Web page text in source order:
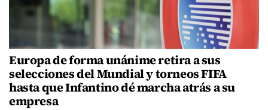
Europa de forma unánime retira a sus
selecciones del Mundial y torneos FIFA
hasta que Infantino dé marcha atrás a su
empresa